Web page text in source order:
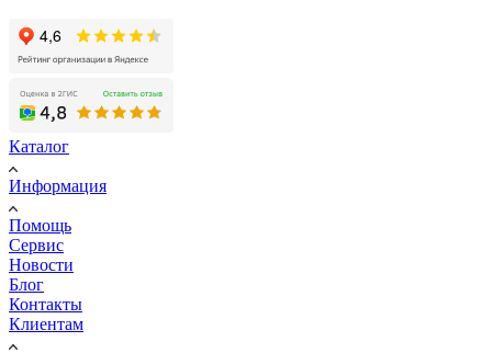
Каталог
Информация
Помощь
Сервис
Новости
Блог
Контакты
Клиентам